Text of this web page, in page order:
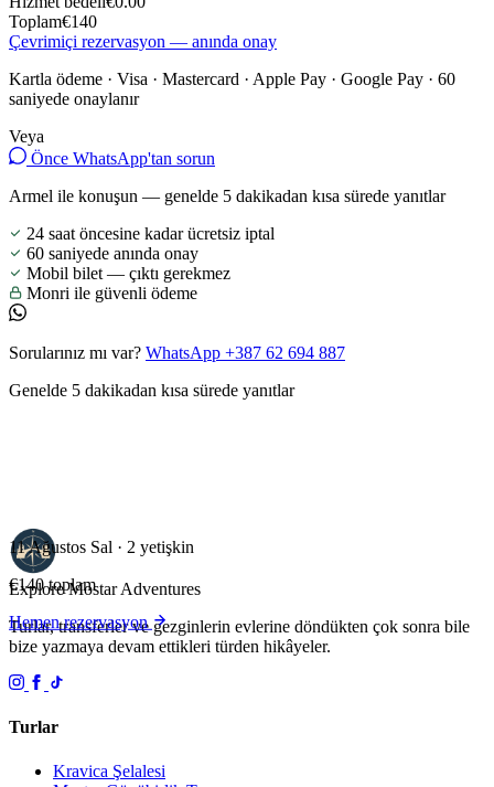
Toplam€140
Çevrimiçi rezervasyon — anında onay
Kartla ödeme · Visa · Mastercard · Apple Pay · Google Pay · 60
saniyede onaylanır
Veya
Önce WhatsApp'tan sorun
Armel ile konuşun — genelde 5 dakikadan kısa sürede yanıtlar
24 saat öncesine kadar ücretsiz iptal
60 saniyede anında onay
Mobil bilet — çıktı gerekmez
Monri ile güvenli ödeme
Sorularınız mı var? WhatsApp +387 62 694 887
Genelde 5 dakikadan kısa sürede yanıtlar
11 Ağustos Sal · 2 yetişkin
€140 toplam
Hemen rezervasyon
Explore MostarAdventures
Turlar, transferler ve gezginlerin evlerine döndükten çok sonra bile
bize yazmaya devam ettikleri türden hikâyeler.
Turlar
Kravica Şelalesi